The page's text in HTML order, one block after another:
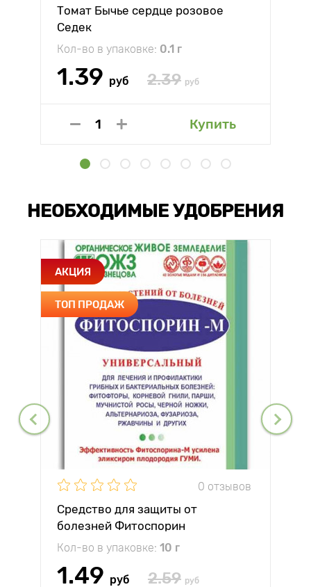
Томат Бычье сердце розовое
Седек
Кол-во в упаковке: 0.1 г
1.39 руб 2.39 руб
Купить
НЕОБХОДИМЫЕ УДОБРЕНИЯ
АКЦИЯ
ТОП ПРОДАЖ
0 отзывов
Средство для защиты от
болезней Фитоспорин
Кол-во в упаковке: 10 г
1.49 руб 2.59 руб